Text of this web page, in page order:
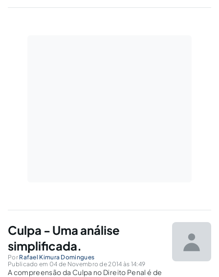
atualidade,
Culpa - Uma análise
simplificada.
Por Rafael Kimura Domingues
Publicado em 04 de Novembro de 2014 às 14:49
A compreensão da Culpa no Direito Penal é de